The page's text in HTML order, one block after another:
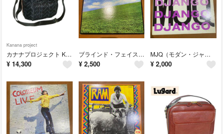
Kanana project
カナナプロジェクト KM-2 ショルダーバッグ 68712 ブラック
¥ 14,300
ブラインド・フェイス スーパー・ジャイアンツ レコード R-255
¥ 2,500
MJQ（モダン・ジャズ・カルテット） ジャンゴ レコード R-90
¥ 2,000